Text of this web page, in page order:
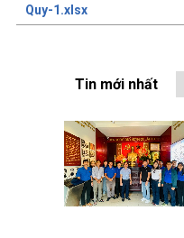
Quy-1.xlsx
Tin mới nhất